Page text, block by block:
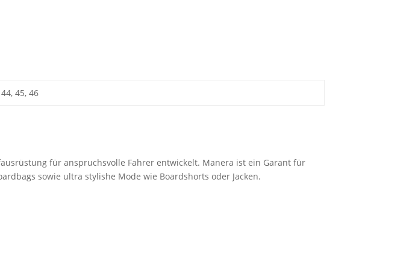
45, 46
für anspruchsvolle Fahrer entwickelt. Manera ist ein Garant für
sowie ultra stylishe Mode wie Boardshorts oder Jacken.